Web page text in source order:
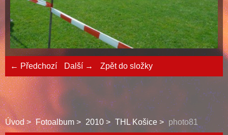
← Předchozí Další → Zpět do složky
Úvod Fotoalbum 2010 THL Košice photo81